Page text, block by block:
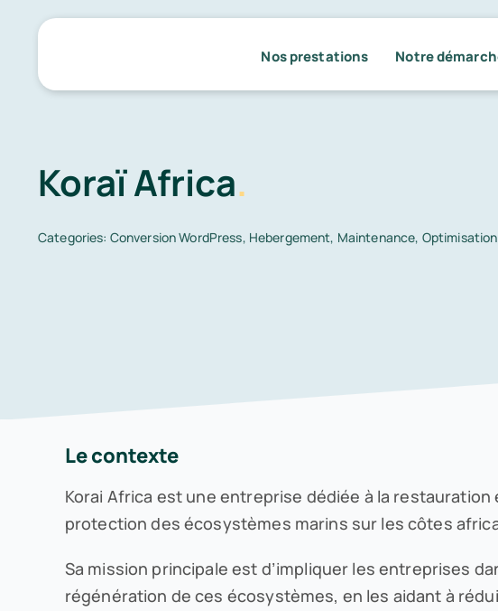
Nos prestations Notre
Koraï Africa.
Categories: Conversion WordPress, Hebergement, Maintenance, Optimisation
Le contexte
Korai Africa est une entreprise dédiée à la restauration
protection des écosystèmes marins sur les côtes
Sa mission principale est d’impliquer les entreprises
régénération de ces écosystèmes, en les aidant à